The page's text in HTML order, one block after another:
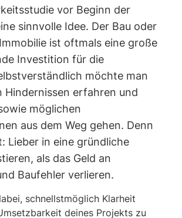
vor Beginn der
sinnvolle Idee. Der Bau oder
ist oftmals eine große
Investition für die
möchte man
Hindernissen erfahren und
möglichen
aus dem Weg gehen. Denn
Lieber in eine gründliche
als das Geld an
Baufehler verlieren.
schnellstmöglich Klarheit
deines Projekts zu